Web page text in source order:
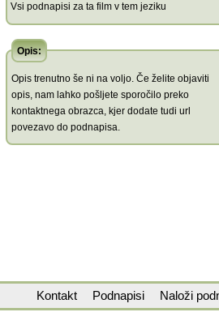
Vsi podnapisi za ta film v tem jeziku
Opis:
Opis trenutno še ni na voljo. Če želite objaviti
opis, nam lahko pošljete sporočilo preko
kontaktnega obrazca, kjer dodate tudi url
povezavo do podnapisa.
Kontakt Podnapisi Naloži